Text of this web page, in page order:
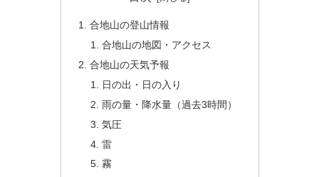
合地山の登山情報
合地山の地図・アクセス
合地山の天気予報
日の出・日の入り
雨の量・降水量（過去3時間）
気圧
雷
霧